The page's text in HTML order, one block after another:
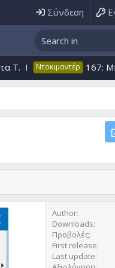
Σύνδεση
Ντοκιμαντέρ 167:
Author
Downloads
Προβολές
First release
Last update